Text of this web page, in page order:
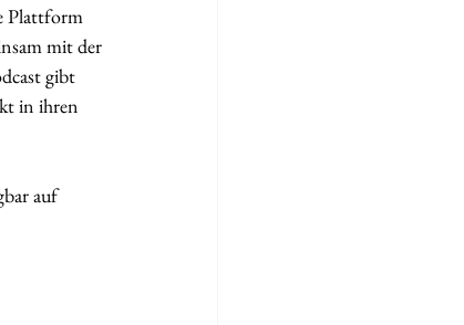
Plattform
mit der
gibt
in ihren
auf